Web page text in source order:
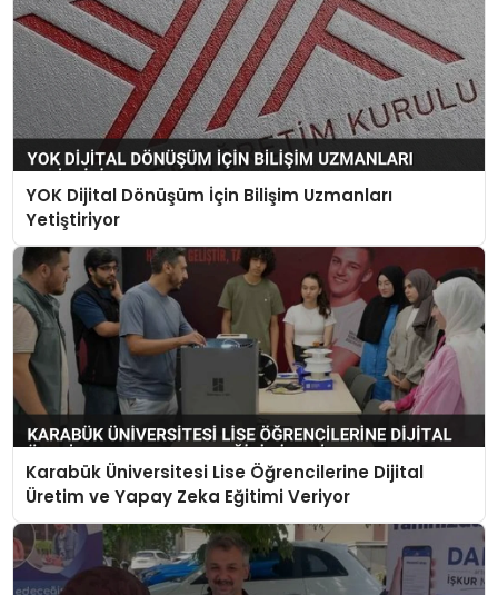
YOK Dijital Dönüşüm İçin Bilişim Uzmanları
Yetiştiriyor
Karabük Üniversitesi Lise Öğrencilerine Dijital
Üretim ve Yapay Zeka Eğitimi Veriyor